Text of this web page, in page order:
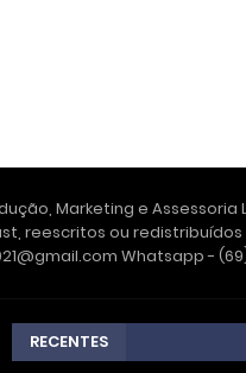
Marketing e
reescritos ou
Whatsapp -
RECENTES